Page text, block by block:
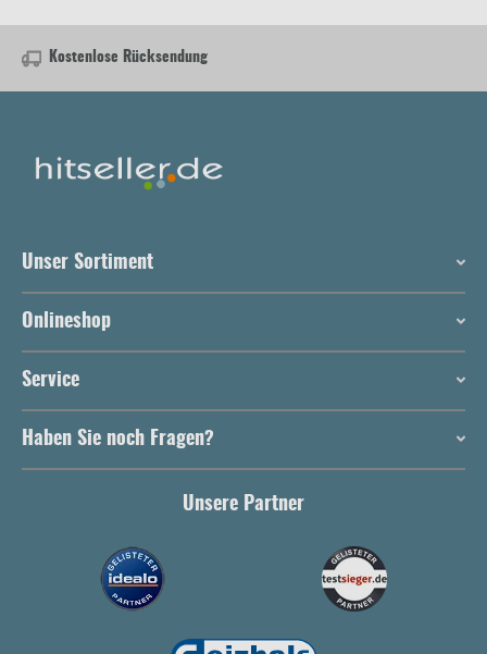
Kostenlose Rücksendung
Unser Sortiment
Onlineshop
Service
Haben Sie noch Fragen?
Unsere Partner